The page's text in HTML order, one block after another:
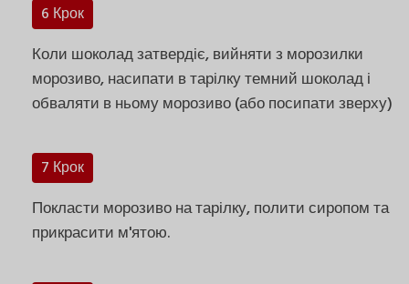
6 Крок
Коли шоколад затвердіє, вийняти з морозилки
морозиво, насипати в тарілку темний шоколад і
обваляти в ньому морозиво (або посипати зверху)
7 Крок
Покласти морозиво на тарілку, полити сиропом та
прикрасити м'ятою.